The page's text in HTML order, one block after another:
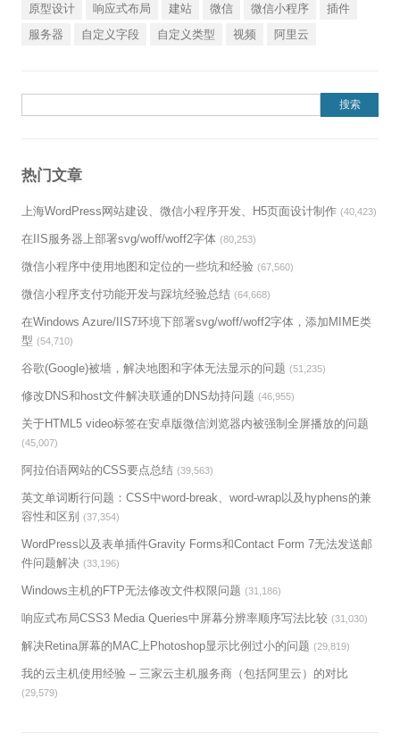
原型设计
响应式布局 建站 微信 微信小程序
插件
服务器
自定义字段 自定义类型 视频 阿里云
热门文章
上海WordPress网站建设、微信小程序开发、H5页面设计制作 (40,423)
在IIS服务器上部署svg/woff/woff2字体 (80,253)
微信小程序中使用地图和定位的一些坑和经验 (67,560)
微信小程序支付功能开发与踩坑经验总结 (64,668)
在Windows Azure/IIS7环境下部署svg/woff/woff2字体，添加MIME类
型 (54,710)
谷歌(Google)被墙，解决地图和字体无法显示的问题 (51,235)
修改DNS和host文件解决联通的DNS劫持问题 (46,955)
关于HTML5 video标签在安卓版微信浏览器内被强制全屏播放的问题
(45,007)
阿拉伯语网站的CSS要点总结 (39,563)
英文单词断行问题：CSS中word-break、word-wrap以及hyphens的兼
容性和区别
(37,354)
WordPress以及表单插件Gravity Forms和Contact Form 7无法发送邮
件问题解决 (33,196)
Windows主机的FTP无法修改文件权限问题 (31,186)
响应式布局CSS3 Media Queries中屏幕分辨率顺序写法比较 (31,030)
解决Retina屏幕的MAC上Photoshop显示比例过小的问题 (29,819)
我的云主机使用经验 – 三家云主机服务商（包括阿里云）的对比
(29,579)